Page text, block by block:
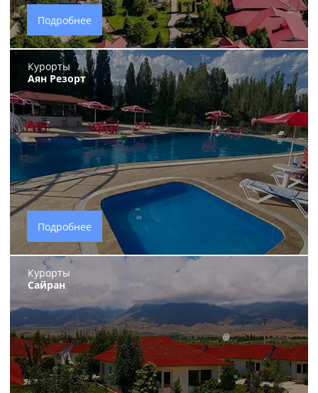
Подробнее
Курорты
Аян Резорт
Подробнее
Курорты
Сайран